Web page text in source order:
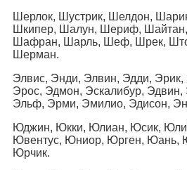
Шерлок, Шустрик, Шелдон,
Шкипер, Шалун, Шериф,
Шафран, Шарль, Шеф, Шрек,
Шерман.
Элвис, Энди, Элвин, Эдди,
Эрос, Эдмон, Эскалибур, Эдвин,
Эльф, Эрми, Эмилио, Эдисон,
Юджин, Юкки, Юлиан, Юсик,
Ювентус, Юниор, Юрген, Юань,
Юрчик.